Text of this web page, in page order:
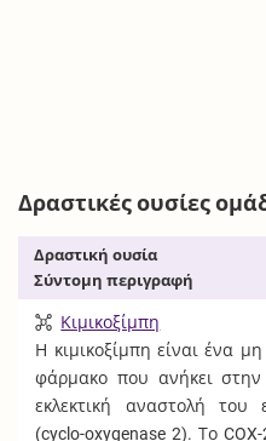
Δραστικές ουσίες
Δραστική ουσία
Σύντομη περιγραφή
Κιμικοξίμπη
Η κιμικοξίμπη είναι ένα
φάρμακο που ανήκει στην
εκλεκτική αναστολή του
(cyclo-oxygenase 2). Το